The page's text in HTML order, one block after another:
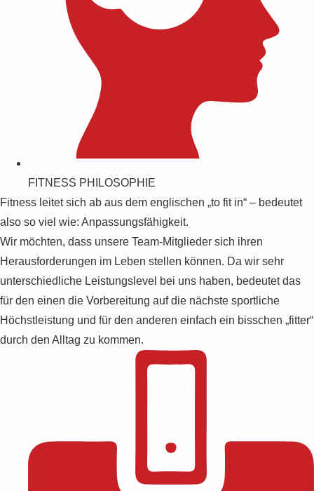
FITNESS PHILOSOPHIE
Fitness leitet sich ab aus dem englischen „to fit in“ – bedeutet
also so viel wie: Anpassungsfähigkeit.
Wir möchten, dass unsere Team-Mitglieder sich ihren
Herausforderungen im Leben stellen können. Da wir sehr
unterschiedliche Leistungslevel bei uns haben, bedeutet das
für den einen die Vorbereitung auf die nächste sportliche
Höchstleistung und für den anderen einfach ein bisschen „fitter“
durch den Alltag zu kommen.